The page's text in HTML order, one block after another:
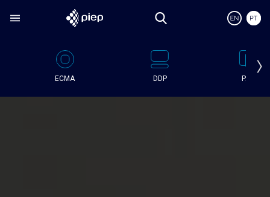
ECMA DDP PAFC